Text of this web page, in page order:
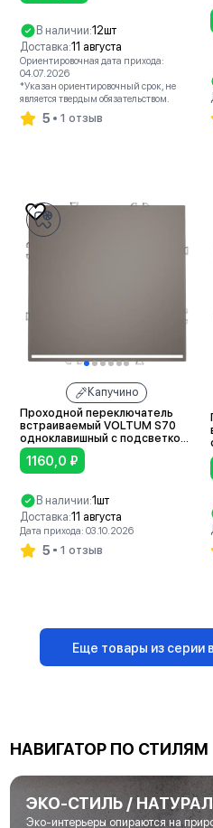
В наличии:12шт
Доставка:11 августа
Ориентировочная дата прихода:
04.07.2026
*Указан ориентировочный срок, не
является твердым обязательством.
5 1 отзыв
Капучино
Проходной переключатель
встраиваемый VOLTUM S70
одноклавишный с подсветкой
10А (капучино)
1160,0 ₽
В наличии:1шт
Доставка:11 августа
Дата прихода: 03.10.2026
5 1 отзыв
Еще товары из серии
НАВИГАТОР ПО СТИЛЯМ
ЭКО-СТИЛЬ /
Эко-интерьеры опираются на